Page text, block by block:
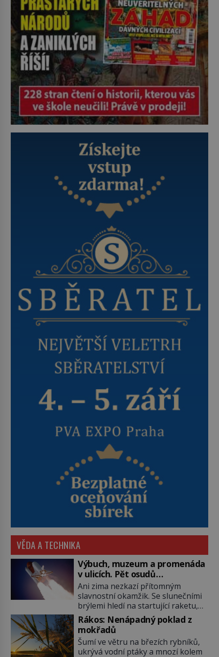
najdeme v rumunské vesnici
Sapanta, nedaleko hranic […]
VĚDA A TECHNIKA
Výbuch, muzeum a promenáda
v ulicích. Pět osudů
nejslavnějších raketoplánů
Ani zima nezkazí přítomným
slavnostní okamžik. Se slunečními
brýlemi hledí na startující raketu,
která má do vesmíru vynést kromě
posádky také obyčejnou učitelku.
Po několika sekundách všem
ztuhnou úsměvy, stroj totiž
exploduje. Jejich konstrukce není
Rákos: Nenápadný poklad z
mokřadů
Šumí ve větru na březích rybníků,
ukrývá vodní ptáky a mnozí kolem